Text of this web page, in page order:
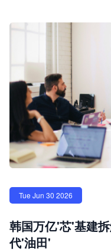
Tue Jun 30 2026
韩国万亿'芯'基建
代'油田'